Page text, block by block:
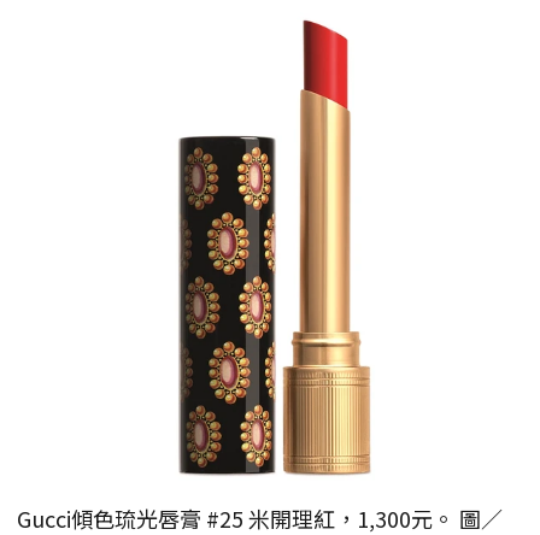
Gucci傾色琉光唇膏 #25 米開理紅，1,300元。 圖／